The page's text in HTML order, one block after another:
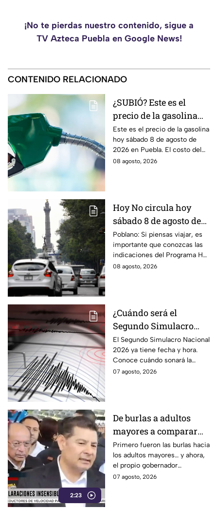
¡No te pierdas nuestro contenido, sigue a
TV Azteca Puebla en Google News!
CONTENIDO RELACIONADO
¿SUBIÓ? Este es el
precio de la gasolina
Puebla hoy sábado 8 de
agosto de 2026
Este es el precio de la gasolina
hoy sábado 8 de agosto de
2026 en Puebla. El costo del
combustible cambia todos los
08 agosto, 2026
Hoy No circula hoy
sábado 8 de agosto de
2026: ¿Qué autos no
transitan en la CDMX y
EdoMex?
Poblano: Si piensas viajar, es
importante que conozcas las
indicaciones del Programa Hoy
No Circula HOY sábado 8 de
08 agosto, 2026
¿Cuándo será el
Segundo Simulacro
Nacional 2026? A esta
hora sonará la alerta
sísmica
El Segundo Simulacro Nacional
2026 ya tiene fecha y hora.
Conoce cuándo sonará la
alerta sísmica y qué ocurrirá
07 agosto, 2026
2:23
De burlas a adultos
mayores a comparar
Puebla con Palestina:
Alejandro Armenta se
disculpa “a modo” por
sus insensibles dichos
Primero fueron las burlas hacia
los adultos mayores… y ahora,
el propio gobernador
morenista Alejandro Armenta
07 agosto, 2026